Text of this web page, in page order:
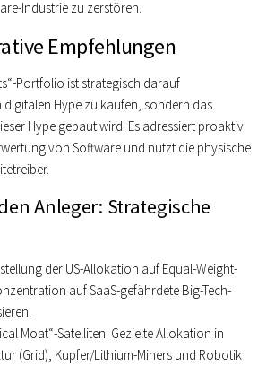
Industrie zu zerstören.
Empfehlungen
Portfolio ist strategisch darauf
Hype zu kaufen, sondern das
Hype gebaut wird. Es adressiert proaktiv
von Software und nutzt die physische
Anleger: Strategische
der US-Allokation auf Equal-Weight-
auf SaaS-gefährdete Big-Tech-
Moat“-Satelliten: Gezielte Allokation in
(Grid), Kupfer/Lithium-Miners und Robotik